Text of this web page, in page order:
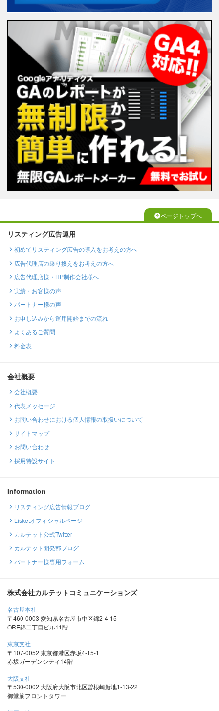
ページトップへ
リスティング広告運用
初めてリスティング広告の導入をお考えの方へ
広告代理店の乗り換えをお考えの方へ
広告代理店様・HP制作会社様へ
実績・お客様の声
パートナー様の声
お申し込みから運用開始までの流れ
よくあるご質問
料金表
会社概要
会社概要
代表メッセージ
お問い合わせにおける個人情報の取扱いについて
サイトマップ
お問い合わせ
採用特設サイト
Information
リスティング広告情報ブログ
Lisketオフィシャルページ
カルテット公式Twitter
カルテット開発部ブログ
パートナー様専用フォーム
株式会社カルテットコミュニケーションズ
名古屋本社
〒460-0003 愛知県名古屋市中区錦2-4-15
ORE錦二丁目ビル11階
東京支社
〒107-0052 東京都港区赤坂4-15-1
赤坂ガーデンシティ14階
大阪支社
〒530-0002 大阪府大阪市北区曽根崎新地1-13-22
御堂筋フロントタワー